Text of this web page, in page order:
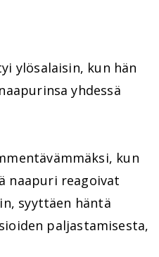
ylösalaisin, kun hän
yhdessä
kun
naapuri reagoivat
syyttäen häntä
paljastamisesta,